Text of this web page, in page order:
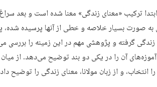
ترکیب «معنای زندگی» معنا شده است و بعد
به صورت بسیار خلاصه و خطی از آنها پرسیده شده،
گرفته و پژوهشی مهم در این زمینه را بررسی
آن را در یکی دو بند توضیح می‌دهد. از
انتخاب، و از زبان مولانا، معنای زندگی را توضیح